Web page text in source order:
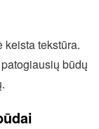
keista tekstūra.
būdų